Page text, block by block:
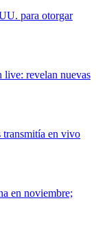
para otorgar
live: revelan nuevas
transmitía en vivo
en noviembre;